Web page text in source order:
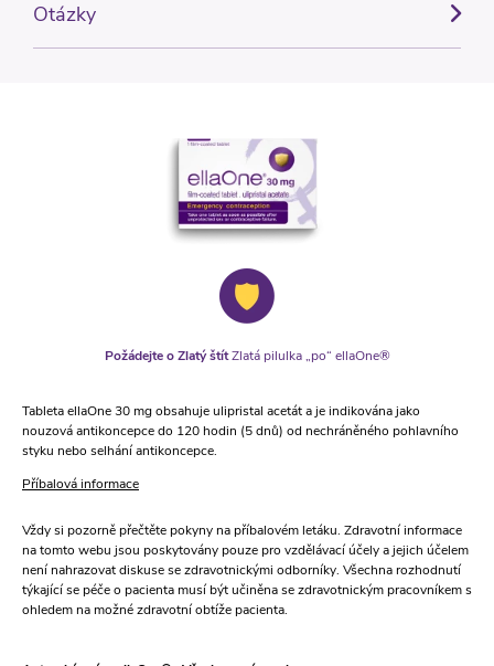
Otázky
Požádejte o Zlatý štítZlatá pilulka „po“ ellaOne®
Tableta ellaOne 30 mg obsahuje ulipristal acetát a je indikována jako
nouzová antikoncepce do 120 hodin (5 dnů) od nechráněného pohlavního
styku nebo selhání antikoncepce.
Příbalová informace
Vždy si pozorně přečtěte pokyny na příbalovém letáku. Zdravotní informace
na tomto webu jsou poskytovány pouze pro vzdělávací účely a jejich účelem
není nahrazovat diskuse se zdravotnickými odborníky. Všechna rozhodnutí
týkající se péče o pacienta musí být učiněna se zdravotnickým pracovníkem s
ohledem na možné zdravotní obtíže pacienta.